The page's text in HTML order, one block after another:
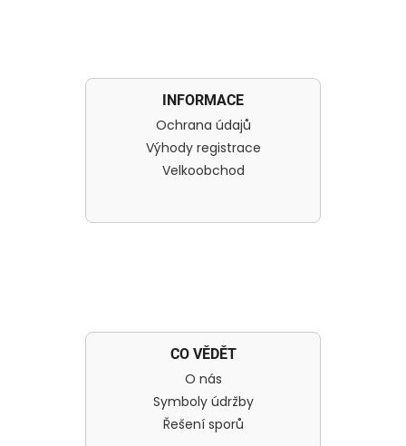
INFORMACE
Ochrana údajů
Výhody registrace
Velkoobchod
CO VĚDĚT
O nás
Symboly údržby
Řešení sporů